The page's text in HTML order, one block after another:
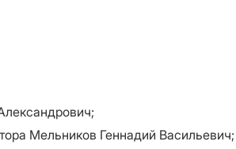
Мельников Геннадий Васильевич;